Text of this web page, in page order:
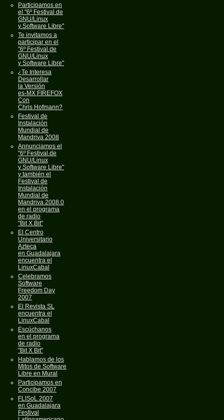
Participamos en
el "6º Festival de
GNU/Linux
y Software Libre"
Te invitamos a
participar en el
"6º Festival de
GNU/Linux
y Software Libre"
¿Te Interesa
Desarrollar
la Versión
es-MX FIREFOX
Con
Chris Hofmann?
Festival de
Instalación
Mundial de
Mandriva 2008
Annunciamos el
"6º Festival de
GNU/Linux
y Software Libre"
y también el
Festival de
Instalación
Mundial de
Mandriva 2008.0
en el programa
de radio
"Bit X Bit"
El Centro
Universitario
Azteca
en Guadalajara
encuentra el
LinuxCabal
Celebramos
Software
Freedom Day
2007
El Revista SL
encuentra el
LinuxCabal
Escúchanos
en el programa
de radio
"Bit X Bit"
Hablamos de los
Mitos de Software
Libre en Mural
Participamos en
Concibe 2007
FLISoL 2007
en Guadalajara
Festival